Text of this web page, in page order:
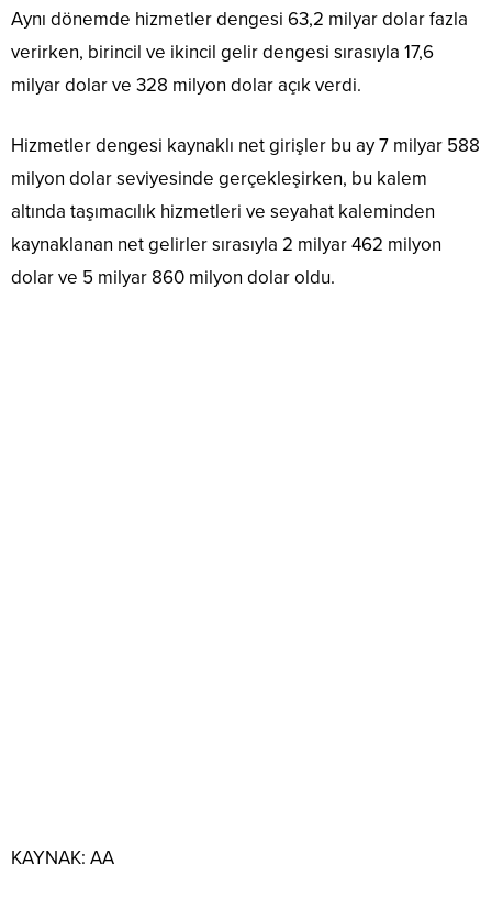
Aynı dönemde hizmetler dengesi 63,2 milyar dolar fazla
verirken, birincil ve ikincil gelir dengesi sırasıyla 17,6
milyar dolar ve 328 milyon dolar açık verdi.
Hizmetler dengesi kaynaklı net girişler bu ay 7 milyar 588
milyon dolar seviyesinde gerçekleşirken, bu kalem
altında taşımacılık hizmetleri ve seyahat kaleminden
kaynaklanan net gelirler sırasıyla 2 milyar 462 milyon
dolar ve 5 milyar 860 milyon dolar oldu.
KAYNAK: AA